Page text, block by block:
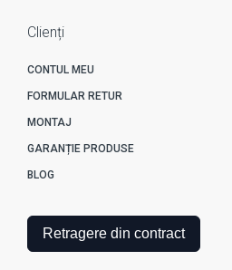
Clienți
CONTUL MEU
FORMULAR RETUR
MONTAJ
GARANȚIE PRODUSE
BLOG
Retragere din contract